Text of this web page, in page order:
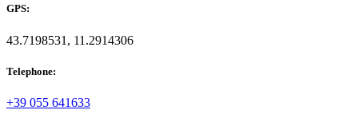
GPS:
43.7198531, 11.2914306
Telephone:
+39 055 641633